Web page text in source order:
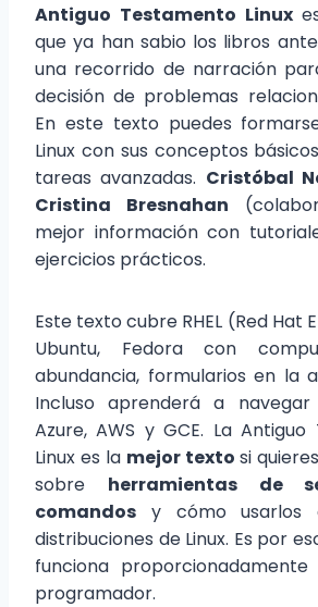
Antiguo Testamento Linux
que ya han sabio los libros
una recorrido de narración
decisión de problemas
En este texto puedes
Linux con sus conceptos
tareas avanzadas. Cristóbal
Cristina Bresnahan
mejor información con
ejercicios prácticos.
Este texto cubre RHEL (Red Hat
Ubuntu, Fedora con
abundancia, formularios en la
Incluso aprenderá a
Azure, AWS y GCE. La
Linux es la mejor texto si
sobre herramientas de
comandos y cómo usarlos
distribuciones de Linux. Es por
funciona
programador.